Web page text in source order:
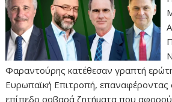
Φαραντούρης κατέθεσαν γραπτή
Ευρωπαϊκή Επιτροπή, επαναφέροντας
επίπεδο σοβαρά ζητήματα που